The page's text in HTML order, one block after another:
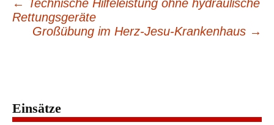
Beitragsnavigation
← Technische Hilfeleistung ohne hydraulische
Rettungsgeräte
Großübung im Herz-Jesu-Krankenhaus →
Einsätze